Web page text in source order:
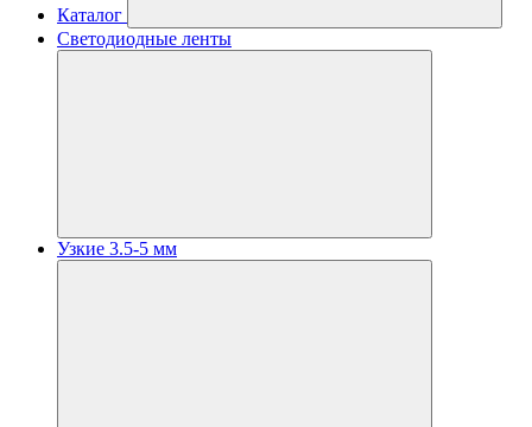
Каталог
Светодиодные ленты
Узкие 3.5-5 мм